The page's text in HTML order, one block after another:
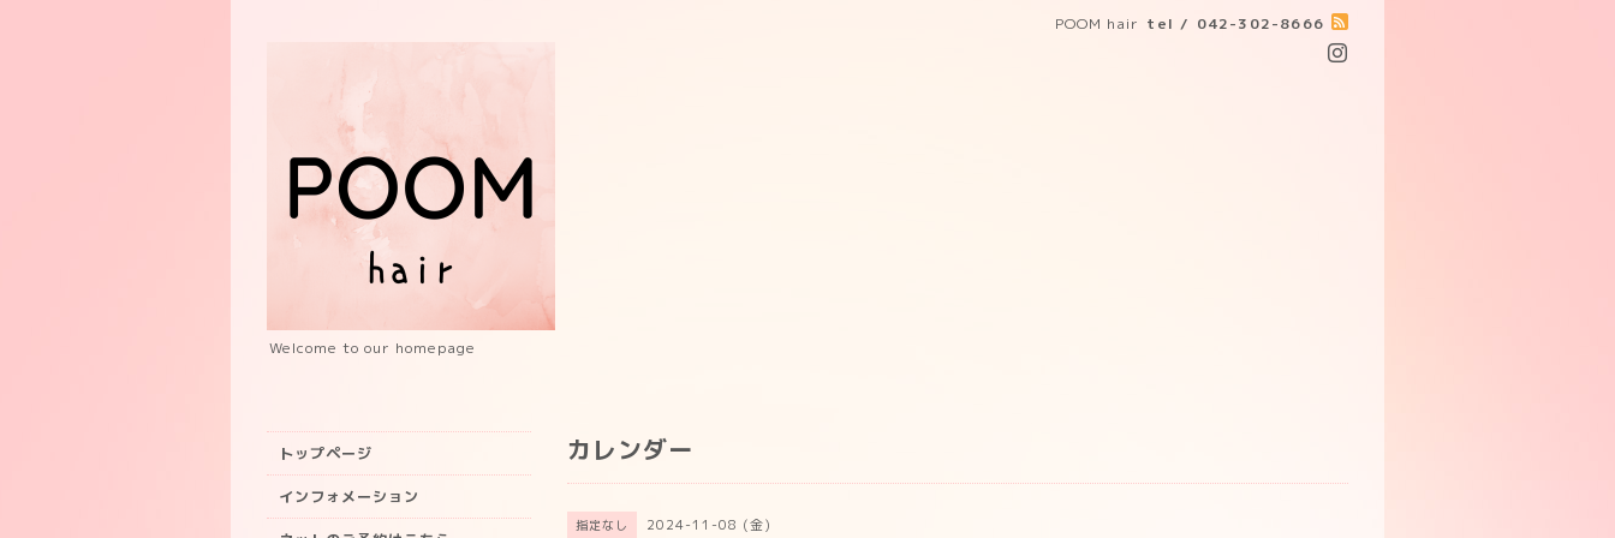
POOM hair tel / 042-302-8666
Welcome to our homepage
カレンダー
指定なし 2024-11-08 (金)
トップページ
インフォメーション